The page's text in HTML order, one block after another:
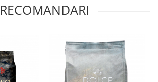
RECOMANDARI